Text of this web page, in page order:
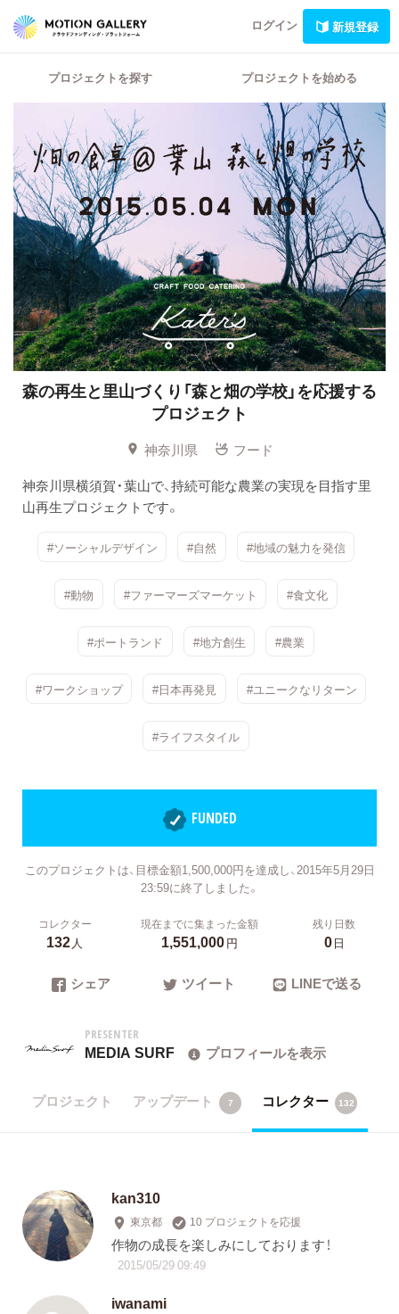
ログイン 新規登録
プロジェクトを探す プロジェクトを始める
森の再生と里山づくり「森と畑の学校」を応援する
プロジェクト
神奈川県
フード
神奈川県横須賀・葉山で、持続可能な農業の実現を目指す里
山再生プロジェクトです。
#ソーシャルデザイン #自然 #地域の魅力を発信
#動物 #ファーマーズマーケット #食文化
#ポートランド #地方創生 #農業
#ワークショップ #日本再発見 #ユニークなリターン
#ライフスタイル
FUNDED
このプロジェクトは、目標金額1,500,000円を達成し、2015年5月29日
23:59に終了しました。
コレクター
132人
現在までに集まった金額
1,551,000円
残り日数
0日
シェア ツイート LINEで送る
PRESENTER
MEDIA SURF プロフィールを表示
プロジェクト アップデート 7 コレクター 132
kan310
東京都 10 プロジェクトを応援
作物の成長を楽しみにしております！
2015/05/29 09:49
iwanami